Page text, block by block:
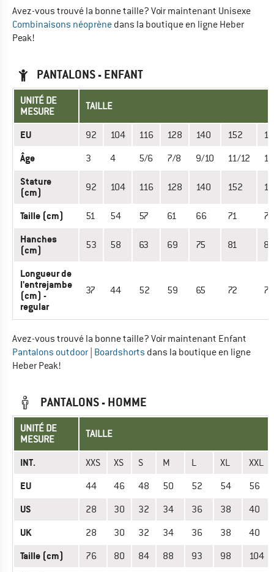
Avez-vous trouvé la bonne taille? Voir maintenant Unisexe
Combinaisons néoprène dans la boutique en ligne Heber
Peak!
PANTALONS - ENFANT
UNITÉ DE
MESURE
TAILLE
EU 92 104 116 128 140 152
Âge 3 4 5/6 7/8 9/10 11/12
Stature
(cm)
92 104 116 128 140 152
Taille (cm) 51 54 57 61 66 71 74
Hanches
(cm)
53 58 63 69 75 81 89
Longueur de
l'entrejambe
(cm) -
regular
37 44 52 59 65 72 77
Avez-vous trouvé la bonne taille? Voir maintenant Enfant
Pantalons outdoor Boardshorts dans la boutique en ligne
Heber Peak!
PANTALONS - HOMME
UNITÉ DE
MESURE
TAILLE
INT. XXS XS S M L XL XXL
EU 44 46 48 50 52 54 56
US 28 30 32 34 36 38 40
UK 28 30 32 34 36 38 40
Taille (cm) 76 80 84 88 93 98 104